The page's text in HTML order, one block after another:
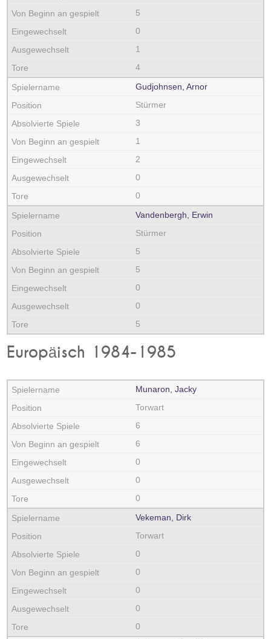
5
0
1
4
Gudjohnsen, Arnor
Stürmer
3
1
2
0
0
Vandenbergh, Erwin
Stürmer
5
5
0
0
5
Europäisch 1984-1985
Munaron, Jacky
Torwart
6
6
0
0
0
Vekeman, Dirk
Torwart
0
0
0
0
0